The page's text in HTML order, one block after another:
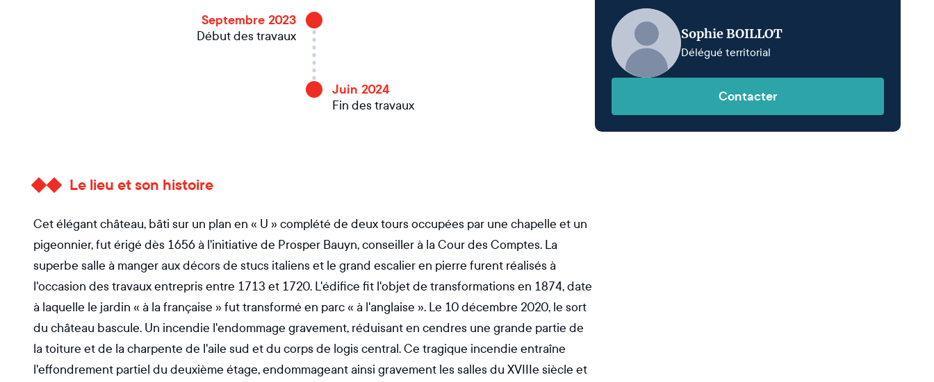
Septembre 2023
Début des travaux
Juin 2024
Fin des travaux
Le lieu et son histoire
Cet élégant château, bâti sur un plan en « U » complété de deux tours occupées par une chapelle et un
pigeonnier, fut érigé dès 1656 à l'initiative de Prosper Bauyn, conseiller à la Cour des Comptes. La
superbe salle à manger aux décors de stucs italiens et le grand escalier en pierre furent réalisés à
l'occasion des travaux entrepris entre 1713 et 1720. L'édifice fit l'objet de transformations en 1874, date
à laquelle le jardin « à la française » fut transformé en parc « à l'anglaise ». Le 10 décembre 2020, le sort
du château bascule. Un incendie l'endommage gravement, réduisant en cendres une grande partie de
la toiture et de la charpente de l'aile sud et du corps de logis central. Ce tragique incendie entraîne
l'effondrement partiel du deuxième étage, endommageant ainsi gravement les salles du XVIIIe siècle et
Sophie BOILLOT
Délégué territorial
Contacter